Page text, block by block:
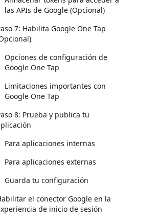
las APIs de Google (Opcional)
7: Habilita Google One Tap
Opciones de configuración de
Google One Tap
Limitaciones importantes con
Google One Tap
8: Prueba y publica tu
Para aplicaciones internas
Para aplicaciones externas
Guarda tu configuración
el conector Google en la
de inicio de sesión